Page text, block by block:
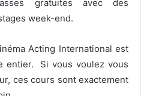
gratuites avec des
week-end.
Acting International est
entier. Si vous voulez vous
ces cours sont exactement